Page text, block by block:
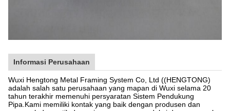
Informasi Perusahaan
Wuxi Hengtong Metal Framing System Co, Ltd ((HENGTONG)
adalah salah satu perusahaan yang mapan di Wuxi selama 20
tahun terakhir memenuhi persyaratan Sistem Pendukung
Pipa.Kami memiliki kontak yang baik dengan produsen dan